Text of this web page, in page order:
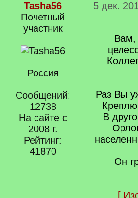
Tasha56
Почетный
учаcтник
Россия
Сообщений:
12738
На сайте с
2008 г.
Рейтинг:
41870
5 дек.
Вам,
Раз Вы
В
Он
[